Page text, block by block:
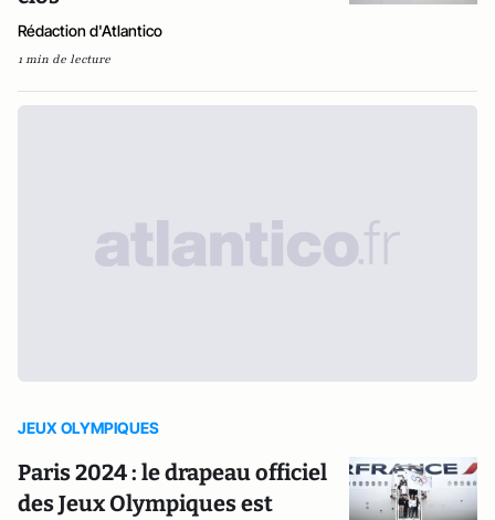
Rédaction d'Atlantico
1 min de lecture
JEUX OLYMPIQUES
Paris 2024 : le drapeau officiel
des Jeux Olympiques est